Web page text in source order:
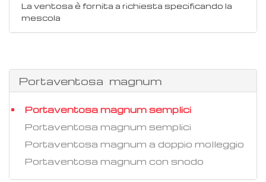
La ventosa è fornita a richiesta specificando la
mescola
Portaventosa magnum
Portaventosa magnum semplici
Portaventosa magnum semplici
Portaventosa magnum a doppio molleggio
Portaventosa magnum con snodo